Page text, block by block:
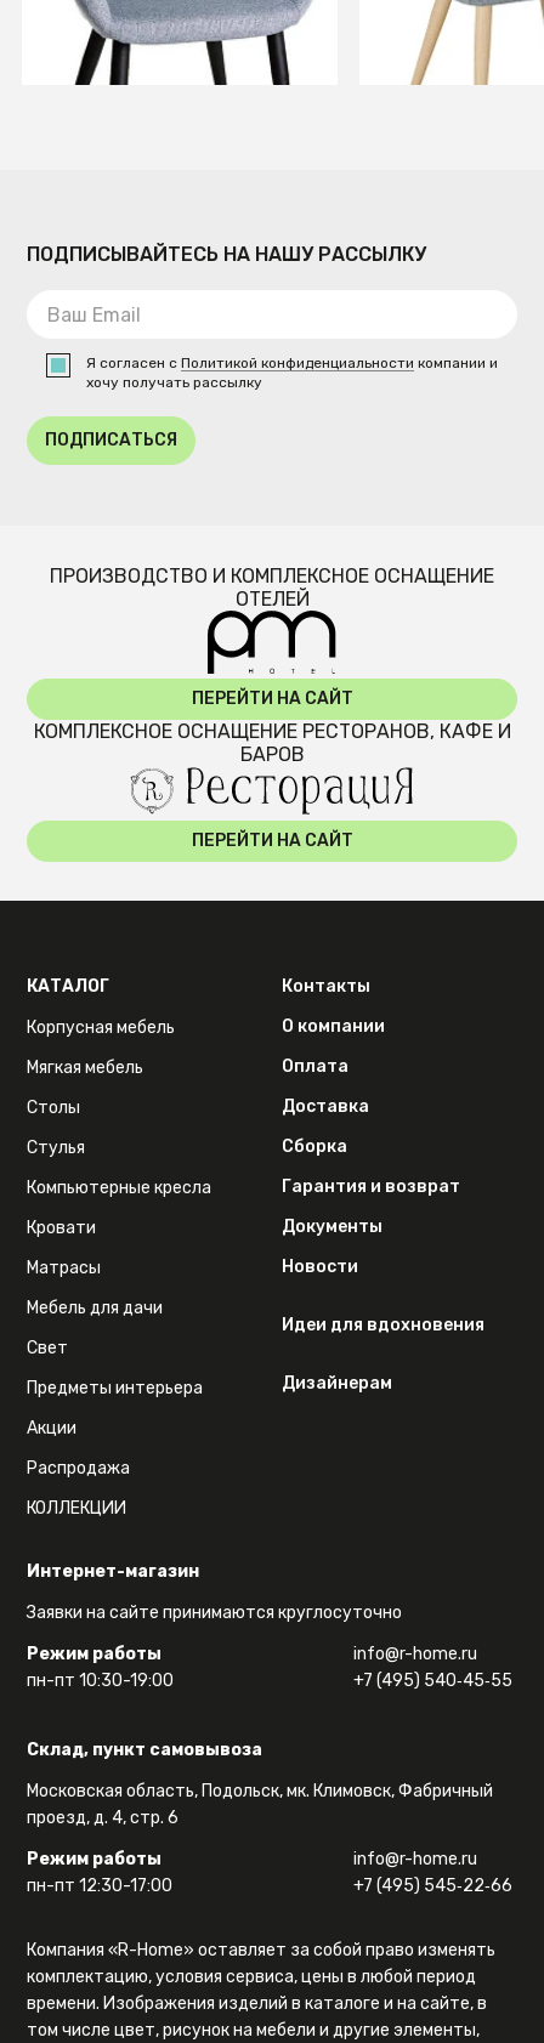
В КОРЗИНУ В
ПОДПИСЫВАЙТЕСЬ НА НАШУ РАССЫЛКУ
Я согласен сПолитикой конфиденциальности компании и
хочу получать рассылку
ПОДПИСАТЬСЯ
ПРОИЗВОДСТВО И КОМПЛЕКСНОЕ ОСНАЩЕНИЕ
ОТЕЛЕЙ
ПЕРЕЙТИ НА САЙТ
КОМПЛЕКСНОЕ ОСНАЩЕНИЕ РЕСТОРАНОВ, КАФЕ И
БАРОВ
ПЕРЕЙТИ НА САЙТ
Интернет-магазин
Заявки на сайте принимаются круглосуточно
Режим работы
пн-пт 10:30-19:00
info@r-home.ru
+7 (495) 540‑45‑55
Склад, пункт самовывоза
Московская область, Подольск, мк. Климовск, Фабричный
проезд, д. 4, стр. 6
Режим работы
пн-пт 12:30-17:00
info@r-home.ru
+7 (495) 545‑22‑66
КАТАЛОГ
Корпусная мебель
Мягкая мебель
Столы
Стулья
Компьютерные кресла
Кровати
Матрасы
Мебель для дачи
Свет
Предметы интерьера
Акции
Распродажа
КОЛЛЕКЦИИ
Контакты
О компании
Оплата
Доставка
Сборка
Гарантия и возврат
Документы
Новости
Идеи для вдохновения
Дизайнерам
Компания «R-Home» оставляет за собой право изменять
комплектацию, условия сервиса, цены в любой период
времени. Изображения изделий в каталоге и на сайте, в
том числе цвет, рисунок на мебели и другие элементы,